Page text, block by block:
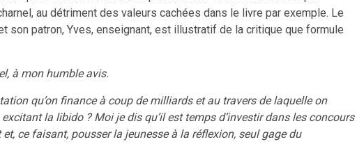
au détriment des valeurs cachées dans le livre par exemple. Le
son patron, Yves, enseignant, est illustratif de la critique que formule
à mon humble avis.
qu’on finance à coup de milliards et au travers de laquelle on
excitant la libido ? Moi je dis qu’il est temps d’investir dans les concours
ce faisant, pousser la jeunesse à la réflexion, seul gage du